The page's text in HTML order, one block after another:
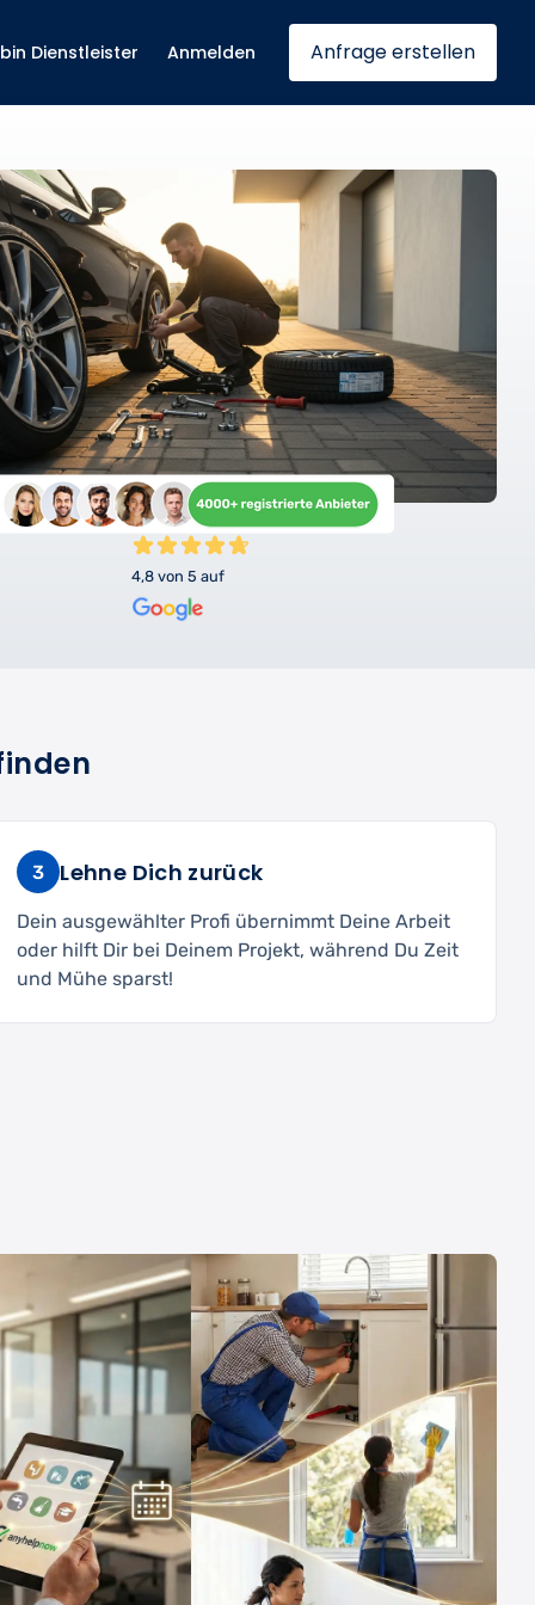
Dienstleister Anmelden Anfrage erstellen
4,8 von 5 auf
3 Lehne Dich zurück
Dein ausgewählter Profi übernimmt Deine Arbeit
oder hilft Dir bei Deinem Projekt, während Du Zeit
und Mühe sparst!